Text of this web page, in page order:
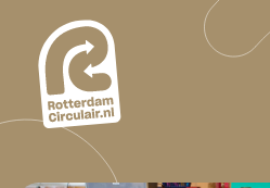
hoofdinhoud